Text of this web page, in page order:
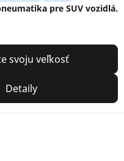
pre SUV vozidlá.
svoju veľkosť
Detaily